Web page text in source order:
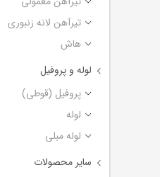
تیرآهن لانه زنبوری
هاش
لوله و پروفیل
پروفیل (قوطی)
لوله
لوله مبلی
سایر محصولات